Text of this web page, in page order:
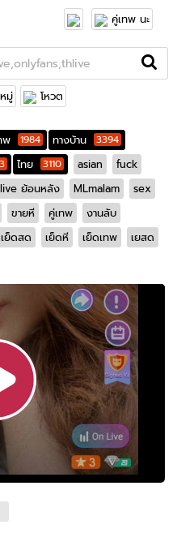
คู่เทพ นะ
มู่
โหวต
พ 1984 ทางบ้าน 3394
ไทย 3110 asian
fuck
ย้อนหลัง MLmalam
sex
ขายหี คู่เทพ
งานลับ
เย็ดสด เย็ดหี เย็ดเทพ
เยสด